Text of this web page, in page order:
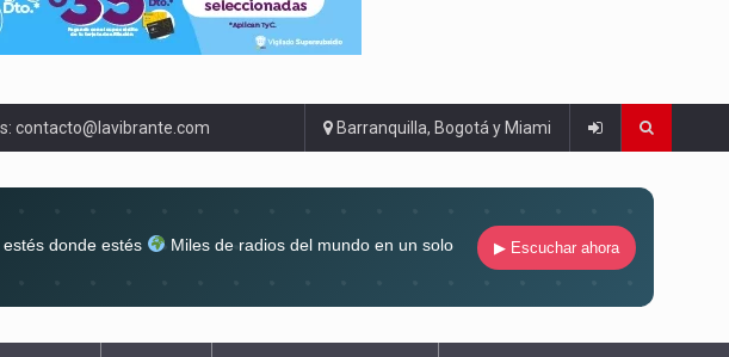
contacto@lavibrante.com Barranquilla, Bogotá y Miami
donde estés
Miles de radios del mundo en un solo
▶ Escuchar ahora